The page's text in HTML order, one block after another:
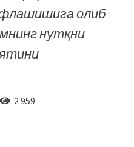
олиб
нутқни
2 959